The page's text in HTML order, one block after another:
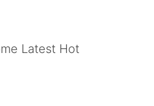
Latest Hot